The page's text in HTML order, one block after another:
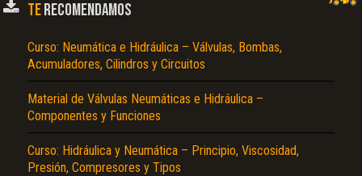
TERECOMENDAMOS
Curso: Neumática e Hidráulica – Válvulas, Bombas,
Acumuladores, Cilindros y Circuitos
Material de Válvulas Neumáticas e Hidráulica –
Componentes y Funciones
Curso: Hidráulica y Neumática – Principio, Viscosidad,
Presión, Compresores y Tipos
El Título es incorrecto según el contenido.